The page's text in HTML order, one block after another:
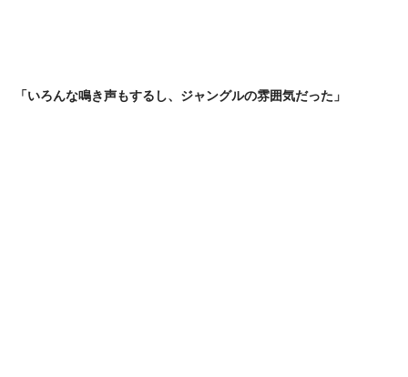
「いろんな鳴き声もするし、ジャングルの雰囲気だった」